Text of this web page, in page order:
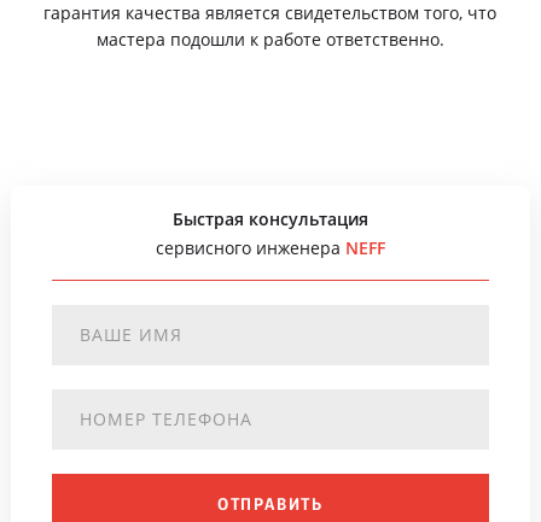
гарантия качества является свидетельством того, что
мастера подошли к работе ответственно.
Быстрая консультация
сервисного инженера NEFF
ОТПРАВИТЬ